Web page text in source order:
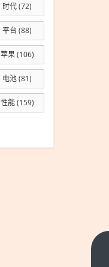
时代(72)
平台 (88)
苹果(106)
电池(81)
性能(159)